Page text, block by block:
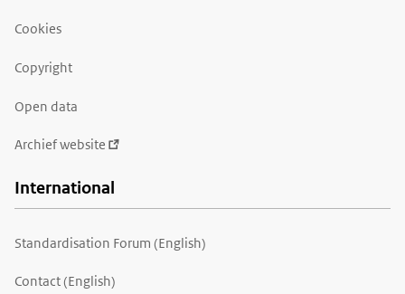
Cookies
Copyright
Open data
Archief website
International
Standardisation Forum (English)
Contact (English)